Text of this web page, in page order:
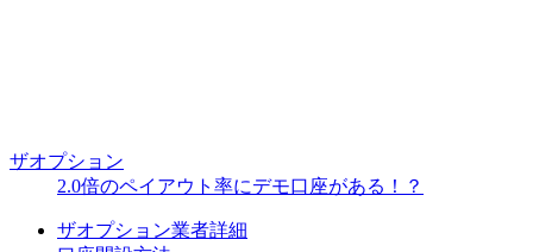
ザオプション
2.0倍のペイアウト率にデモ口座がある！？
ザオプション業者詳細